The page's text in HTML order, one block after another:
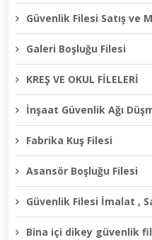
Güvenlik Filesi Satış ve
Galeri Boşluğu Filesi
KREŞ VE OKUL FİLELERİ
İnşaat Güvenlik Ağı
Fabrika Kuş Filesi
Asansör Boşluğu Filesi
Güvenlik Filesi İmalat ,
Bina içi dikey güvenlik